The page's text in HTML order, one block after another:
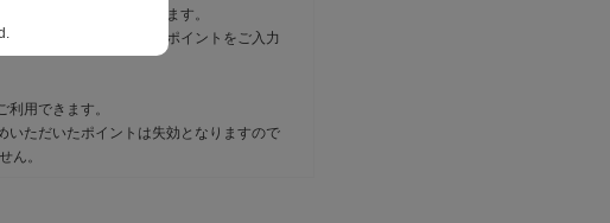
ポイントは取り消されます。
法の選択時に、使用するポイントをご入力
用できます。
いただいたポイントは失効となりますので
ん。